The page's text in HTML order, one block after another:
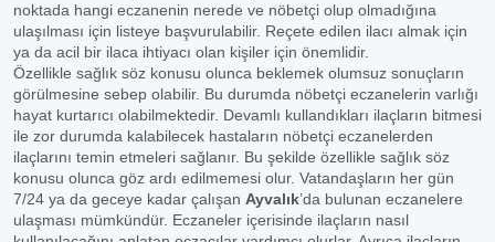
noktada hangi eczanenin nerede ve nöbetçi olup olmadığına
ulaşılması için listeye başvurulabilir. Reçete edilen ilacı almak için
ya da acil bir ilaca ihtiyacı olan kişiler için önemlidir.
Özellikle sağlık söz konusu olunca beklemek olumsuz sonuçların
görülmesine sebep olabilir. Bu durumda nöbetçi eczanelerin varlığı
hayat kurtarıcı olabilmektedir. Devamlı kullandıkları ilaçların bitmesi
ile zor durumda kalabilecek hastaların nöbetçi eczanelerden
ilaçlarını temin etmeleri sağlanır. Bu şekilde özellikle sağlık söz
konusu olunca göz ardı edilmemesi olur. Vatandaşların her gün
7/24 ya da geceye kadar çalışan Ayvalık’da bulunan eczanelere
ulaşması mümkündür. Eczaneler içerisinde ilaçların nasıl